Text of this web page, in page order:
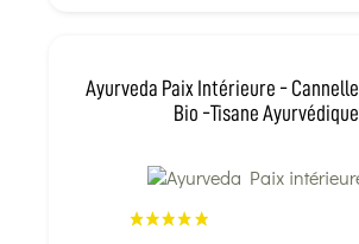
Ayurveda Paix Intérieure -
Bio -Tisane Ayurvédique